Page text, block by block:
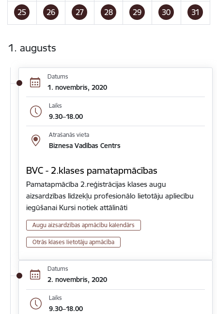
25 26 27 28 29 30 31
1. augusts
Datums
1. novembris, 2020
Laiks
9.30–18.00
Atrašanās vieta
Biznesa Vadības Centrs
BVC - 2.klases pamatapmācības
Pamatapmācība 2.reģistrācijas klases augu
aizsardzības līdzekļu profesionālo lietotāju apliecību
iegūšanai Kursi notiek attālināti
Augu aizsardzības apmācību kalendārs
Otrās klases lietotāju apmācība
Datums
2. novembris, 2020
Laiks
9.30–18.00